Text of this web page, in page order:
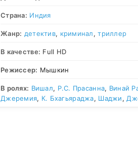
Страна: Индия
Жанр: детектив, криминал,триллер
В качестве: Full HD
Режиссер: Мышкин
В ролях: Вишал, Р.С. Прасанна, Винай
Джеремия, К. Бхагьяраджа, Шаджи,